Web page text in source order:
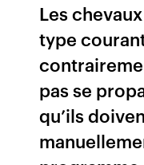
Les
type
pas se
qu’ils